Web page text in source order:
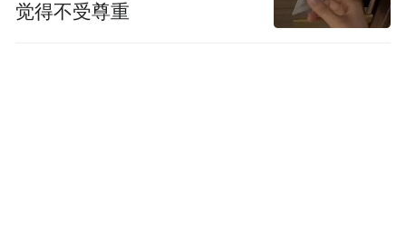
觉得不受尊重